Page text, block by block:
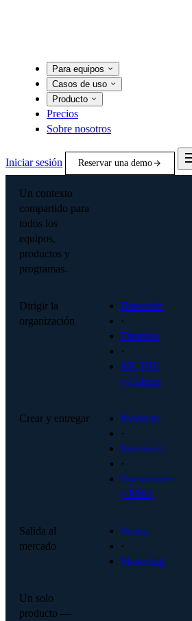
Para equipos
Casos de uso
Producto
Precios
Sobre nosotros
Iniciar sesión Reservar una demo
Un contexto
compartido para
todos los
equipos,
productos y
programas.
Dirigir la
organización
Dirección
·
Finanzas
·
RR. HH.
y Cultura
Crear y entregar
Producto
·
Ingeniería
·
Operaciones
y PMO
Salida al
mercado
Ventas
·
Marketing
Un solo
producto —